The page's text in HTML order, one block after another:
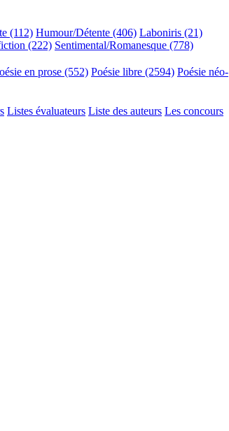
(112) Humour/Détente (406) Laboniris (21)
(222) Sentimental/Romanesque (778)
en prose (552) Poésie libre (2594) Poésie néo-
Listes évaluateurs Liste des auteurs Les concours